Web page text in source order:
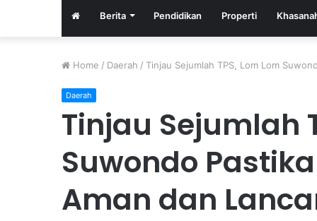
Berita Pendidikan Properti
Home / Daerah / Tinjau Sejumlah TPS, Lom Lom
Daerah
Tinjau Sejumlah
Suwondo
Aman dan